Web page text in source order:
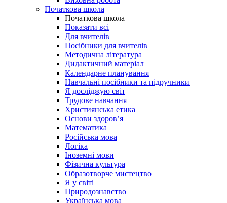
Початкова школа
Початкова школа
Показати всі
Для вчителів
Посібники для вчителів
Методична література
Дидактичний матеріал
Календарне планування
Навчальні посібники та підручники
Я досліджую світ
Трудове навчання
Християнська етика
Основи здоров’я
Математика
Російська мова
Логіка
Іноземні мови
Фізична культура
Образотворче мистецтво
Я у світі
Природознавство
Українська мова